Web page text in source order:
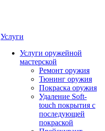
Услуги
Услуги оружейной
мастерской
Ремонт оружия
Тюнинг оружия
Покраска оружия
Удаление Soft-
touch покрытия с
последующей
покраской